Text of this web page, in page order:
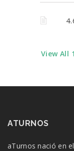
View All 1
ATURNOS
aTurnos nació en